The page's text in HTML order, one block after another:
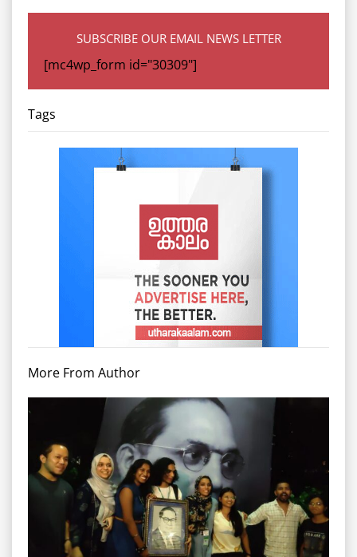
SUBSCRIBE OUR EMAIL NEWS LETTER
[mc4wp_form id="30309"]
Tags
More From Author